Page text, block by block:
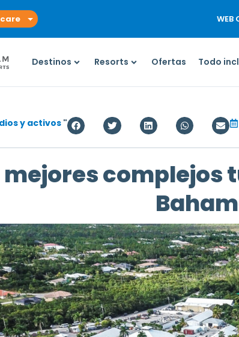
WEB
Destinos Resorts Ofertas Todo
y activos "
mejores complejos